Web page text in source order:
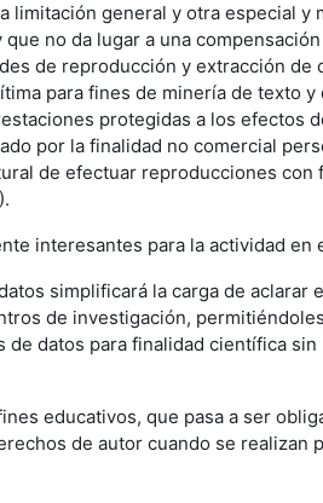
general y otra especial y
no da lugar a una
de reproducción y extracción de
para fines de minería de texto y
protegidas a los efectos
por la finalidad no comercial
de efectuar reproducciones con
interesantes para la actividad en
simplificará la carga de aclarar
de investigación,
datos para finalidad científica
educativos, que pasa a ser
de autor cuando se realizan